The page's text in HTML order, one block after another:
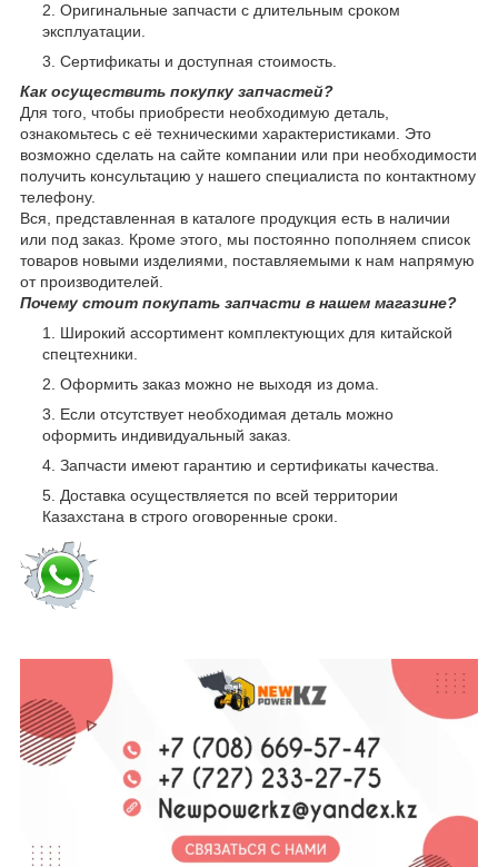
Оригинальные запчасти с длительным сроком
эксплуатации.
Сертификаты и доступная стоимость.
Как осуществить покупку запчастей?
Для того, чтобы приобрести необходимую деталь,
ознакомьтесь с её техническими характеристиками. Это
возможно сделать на сайте компании или при необходимости
получить консультацию у нашего специалиста по контактному
телефону.
Вся, представленная в каталоге продукция есть в наличии
или под заказ. Кроме этого, мы постоянно пополняем список
товаров новыми изделиями, поставляемыми к нам напрямую
от производителей.
Почему стоит покупать запчасти в нашем магазине?
Широкий ассортимент комплектующих для китайской
спецтехники.
Оформить заказ можно не выходя из дома.
Если отсутствует необходимая деталь можно
оформить индивидуальный заказ.
Запчасти имеют гарантию и сертификаты качества.
Доставка осуществляется по всей территории
Казахстана в строго оговоренные сроки.